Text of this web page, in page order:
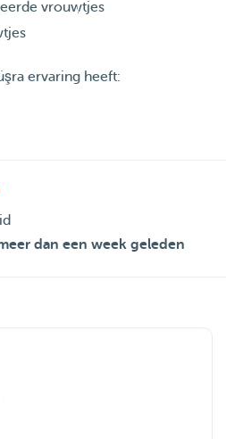
vrouwtjes
ervaring heeft:
dan een week geleden